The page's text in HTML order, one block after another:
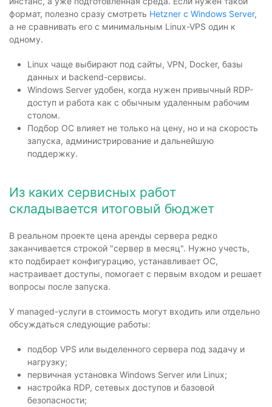
формат, полезно сразу смотреть Hetzner с Windows Server,
а не сравнивать его с минимальным Linux-VPS один к
одному.
Linux чаще выбирают под сайты, VPN, Docker, базы
данных и backend-сервисы.
Windows Server удобен, когда нужен привычный RDP-
доступ и работа как с обычным удаленным рабочим
столом.
Подбор ОС влияет не только на цену, но и на скорость
запуска, администрирование и дальнейшую
поддержку.
Из каких сервисных работ
складывается итоговый бюджет
В реальном проекте цена аренды сервера редко
заканчивается строкой "сервер в месяц". Нужно учесть,
кто подбирает конфигурацию, устанавливает ОС,
настраивает доступы, помогает с первым входом и решает
вопросы после запуска.
У managed-услуги в стоимость могут входить или отдельно
обсуждаться следующие работы:
подбор VPS или выделенного сервера под задачу и
нагрузку;
первичная установка Windows Server или Linux;
настройка RDP, сетевых доступов и базовой
безопасности;